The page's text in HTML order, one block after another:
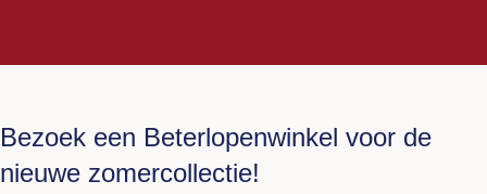
Bezoek een Beterlopenwinkel voor de
nieuwe zomercollectie!